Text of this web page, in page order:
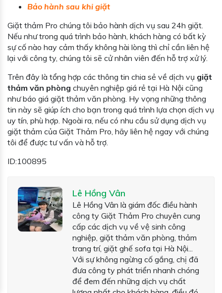
Bảo hành sau khi giặt
Giặt thảm Pro chúng tôi bảo hành dịch vụ sau 24h giặt.
Nếu như trong quá trình bảo hành, khách hàng có bất kỳ
sự cố nào hay cảm thấy không hài lòng thì chỉ cần liên hệ
lại với công ty, chúng tôi sẽ cử nhân viên đến hỗ trợ xử lý.
Trên đây là tổng hợp các thông tin chia sẻ về dịch vụ giặt
thảm văn phòng chuyên nghiệp giá rẻ tại Hà Nội cũng
như báo giá giặt thảm văn phòng. Hy vọng những thông
tin này sẽ giúp ích cho bạn trong quá trình lựa chọn dịch vụ
uy tín, phù hợp. Ngoài ra, nếu có nhu cầu sử dụng dịch vụ
giặt thảm của Giặt Thảm Pro, hãy liên hệ ngay với chúng
tôi để được tư vấn và hỗ trợ.
ID:100895
Lê Hồng Vân
Lê Hồng Vân là giám đốc điều hành
công ty Giặt Thảm Pro chuyên cung
cấp các dịch vụ về vệ sinh công
nghiệp, giặt thảm văn phòng, thảm
trang trí, giặt ghế sofa tại Hà Nội...
Với sự không ngừng cố gắng, chị đã
đưa công ty phát triển nhanh chóng
để đem đến những dịch vụ chất